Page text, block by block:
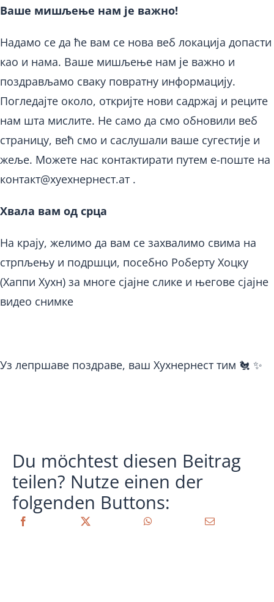
Ваше мишљење нам је важно!
Надамо се да ће вам се нова веб локација допасти
као и нама. Ваше мишљење нам је важно и
поздрављамо сваку повратну информацију.
Погледајте около, откријте нови садржај и реците
нам шта мислите. Не само да смо обновили веб
страницу, већ смо и саслушали ваше сугестије и
жеље. Можете нас контактирати путем е-поште на
контакт@хуехнернест.ат.
Хвала вам од срца
На крају, желимо да вам се захвалимо свима на
стрпљењу и подршци, посебно Роберту Хоцку
(Хаппи Хухн) за многе сјајне слике и његове сјајне
видео снимке
Уз лепршаве поздраве, ваш Хухнернест тим 🐔 ✨
Du möchtest diesen Beitrag
teilen? Nutze einen der
folgenden Buttons: